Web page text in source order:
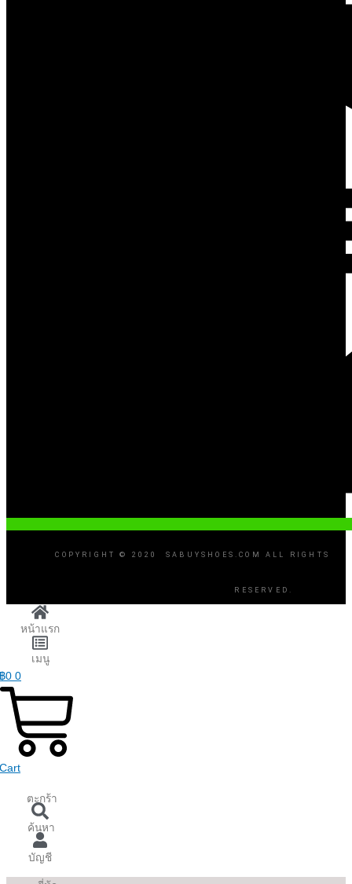
COPYRIGHT © 2020 SABUYSHOES.COM ALL RIGHTS
RESERVED.
หน้าแรก
เมนู
฿0 0
Cart
ตะกร้า
ค้นหา
บัญชี